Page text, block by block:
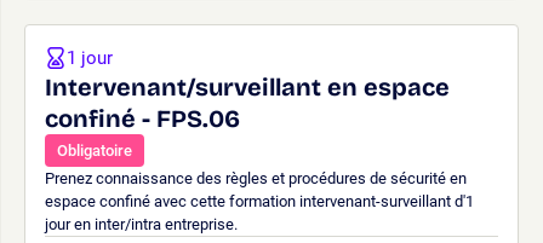
Intervenant/surveillant en espace
confiné - FPS.06
Obligatoire
Prenez connaissance des règles et procédures de sécurité en
espace confiné avec cette formation intervenant-surveillant d'1
jour en inter/intra entreprise.
1 jour